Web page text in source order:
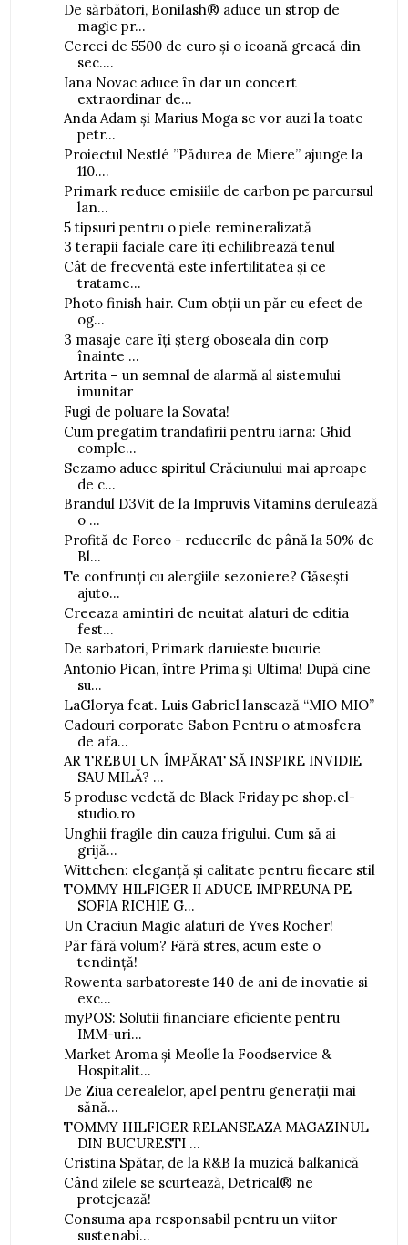
De sărbători, Bonilash® aduce un strop de
magie pr...
Cercei de 5500 de euro și o icoană greacă din
sec....
Iana Novac aduce în dar un concert
extraordinar de...
Anda Adam și Marius Moga se vor auzi la toate
petr...
Proiectul Nestlé ”Pădurea de Miere” ajunge la
110....
Primark reduce emisiile de carbon pe parcursul
lan...
5 tipsuri pentru o piele remineralizată
3 terapii faciale care îți echilibrează tenul
Cât de frecventă este infertilitatea și ce
tratame...
Photo finish hair. Cum obții un păr cu efect de
og...
3 masaje care îți șterg oboseala din corp
înainte ...
Artrita – un semnal de alarmă al sistemului
imunitar
Fugi de poluare la Sovata!
Cum pregatim trandafirii pentru iarna: Ghid
comple...
Sezamo aduce spiritul Crăciunului mai aproape
de c...
Brandul D3Vit de la Impruvis Vitamins derulează
o ...
Profită de Foreo - reducerile de până la 50% de
Bl...
Te confrunți cu alergiile sezoniere? Găsești
ajuto...
Creeaza amintiri de neuitat alaturi de editia
fest...
De sarbatori, Primark daruieste bucurie
Antonio Pican, între Prima și Ultima! După cine
su...
LaGlorya feat. Luis Gabriel lansează “MIO MIO”
Cadouri corporate Sabon Pentru o atmosfera
de afa...
AR TREBUI UN ÎMPĂRAT SĂ INSPIRE INVIDIE
SAU MILĂ? ...
5 produse vedetă de Black Friday pe shop.el-
studio.ro
Unghii fragile din cauza frigului. Cum să ai
grijă...
Wittchen: eleganță și calitate pentru fiecare stil
TOMMY HILFIGER II ADUCE IMPREUNA PE
SOFIA RICHIE G...
Un Craciun Magic alaturi de Yves Rocher!
Păr fără volum? Fără stres, acum este o
tendință!
Rowenta sarbatoreste 140 de ani de inovatie si
exc...
myPOS: Solutii financiare eficiente pentru
IMM-uri...
Market Aroma și Meolle la Foodservice &
Hospitalit...
De Ziua cerealelor, apel pentru generații mai
sănă...
TOMMY HILFIGER RELANSEAZA MAGAZINUL
DIN BUCURESTI ...
Cristina Spătar, de la R&B la muzică balkanică
Când zilele se scurtează, Detrical® ne
protejează!
Consuma apa responsabil pentru un viitor
sustenabi...